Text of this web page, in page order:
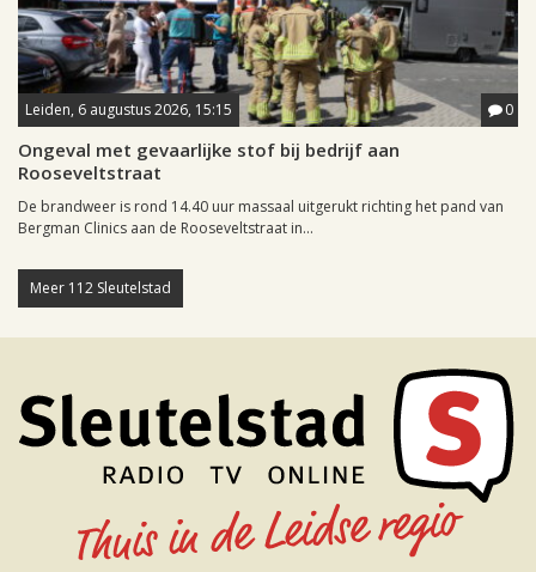
Leiden, 6 augustus 2026, 15:15 0
Ongeval met gevaarlijke stof bij bedrijf aan
Rooseveltstraat
De brandweer is rond 14.40 uur massaal uitgerukt richting het pand van
Bergman Clinics aan de Rooseveltstraat in...
Meer 112 Sleutelstad